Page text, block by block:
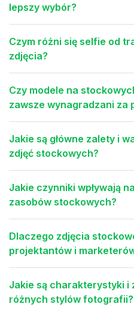
lepszy wybór?
Czym różni się selfie od
zdjęcia?
Czy modele na
zawsze wynagradzani za
Jakie są główne zalety i
zdjęć stockowych?
Jakie czynniki wpływają
zasobów stockowych?
Dlaczego zdjęcia
projektantów i
Jakie są charakterystyki i
różnych stylów fotografii?